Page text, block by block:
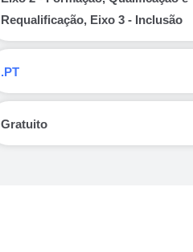
Requalificação, Eixo 3 - Inclusão
.PT
Gratuito